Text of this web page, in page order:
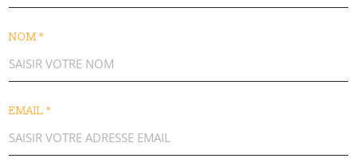
NOM *
EMAIL *